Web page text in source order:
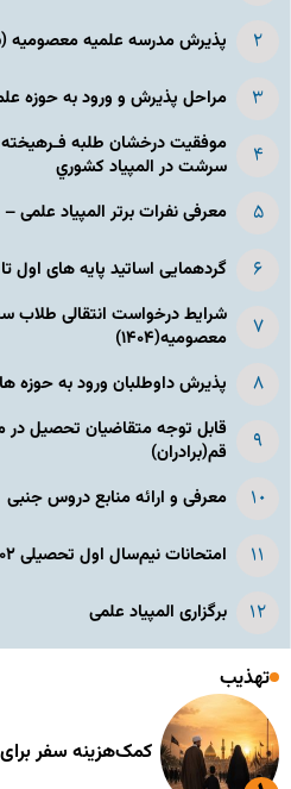
پذیرش مدرسه علمیه معصومیه‌
مراحل پذیرش و ورود به حوزه
موفقیت درخشان طلبه
سرشت در المپياد كشوري
معرفی نفرات برتر المپیاد علمی
گردهمایی اساتید پایه های اول
شرایط درخواست انتقالی
معصومیه(۱۴۰۴)
پذیرش داوطلبان ورود به حوزه های
قابل توجه متقاضیان تحصیل
قم(برادران)
معرفی و ارائه منابع دروس جنبی
امتحانات نیم‌سال اول تحصیلی ۱۴۰۲-۱۴۰۱
برگزاری المپیاد علمی
تهذیب
کمک‌هزینه سفر برای